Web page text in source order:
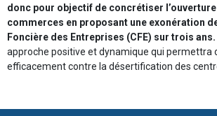
donc pour objectif de concrétiser
commerces en proposant une exonération
Foncière des Entreprises (CFE) sur trois ans.
approche positive et dynamique qui permettra
efficacement contre la désertification des